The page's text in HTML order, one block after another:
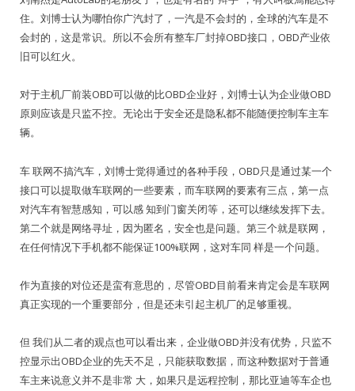
住。刘博士认为哪怕你广汽封了，一汽是不会封的，全球的汽车是不
会封的，这是常识。所以不会所有整车厂封掉OBD接口，OBD产业依
旧可以红火。
对于主机厂前装OBD可以做的比OBD企业好，刘博士认为企业做OBD
原则应该是只监不控。无论出于安全还是隐私都不能随便控制车主车
辆。
车 联网不搞汽车，刘博士觉得通过的各种手段，OBD只是通过某一个
接口可以提取做车联网的一些要素，而车联网的要素有三点，第一点
对汽车有智慧感知，可以感 知到门窗关闭等，还可以继续发挥下去。
第二个就是网络寻址，因为匿名，安全也是问题。第三个就是联网，
在任何情况下手机都不能保证100%联网，这对车同 样是一个问题。
作为直接的对位还是蛮有意思的，尽管OBD目前看来肯定会是车联网
真正实现的一个重要部分，但是还未引起主机厂的足够重视。
但 我们从二者的观点也可以看出来，企业做OBD并没有优势，只监不
控显示出OBD企业的先天不足，只能获取数据，而这种数据对于普通
车主来说意义并不是非常 大，如果只是远程控制，那比亚迪等车企也